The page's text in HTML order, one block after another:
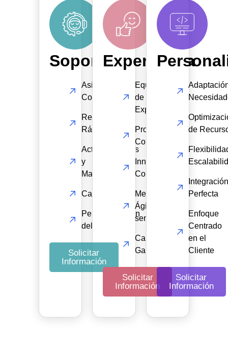
Soporte
Asistencia
Continua
Respuesta
Rápida
Actualizaciones
y
Mantenimiento
Capacitación
Personalización
del Soporte
Solicitar
Información
Experiencia
Equipo
de
Expertos
Proyectos
Completados
Innovación
Continua
Metodologías
Ágiles y
sencillas
Calidad
Garantizada
Solicitar
Información
de
Perfecta
Enfoque
Centrado
en el
Cliente
Solicitar
Información